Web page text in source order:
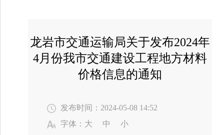
龙岩市交通运输局关于发布2024年
4月份我市交通建设工程地方材料
价格信息的通知
发布时间：2024-05-08 14:52
字体： 大 中
小